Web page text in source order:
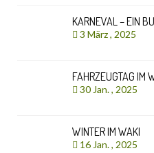
KARNEVAL – EIN
3 März , 2025
FAHRZEUGTAG IM
30 Jan. , 2025
WINTER IM WAKI
16 Jan. , 2025